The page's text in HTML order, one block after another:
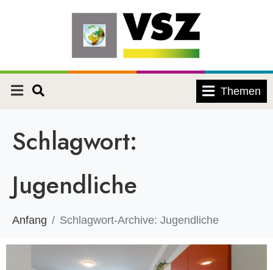
Themen
Schlagwort:
Jugendliche
Anfang Schlagwort-Archive: Jugendliche